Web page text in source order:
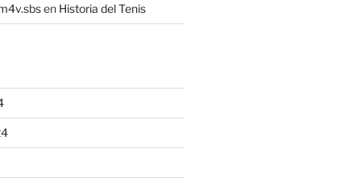
en Historia del Tenis